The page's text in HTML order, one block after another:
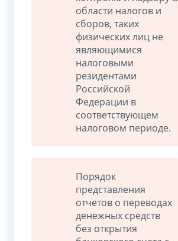
области налогов и
сборов, таких
физических лиц не
являющимися
налоговыми
резидентами
Российской
Федерации в
соответствующем
налоговом периоде.
Порядок
представления
отчетов о переводах
денежных средств
без открытия